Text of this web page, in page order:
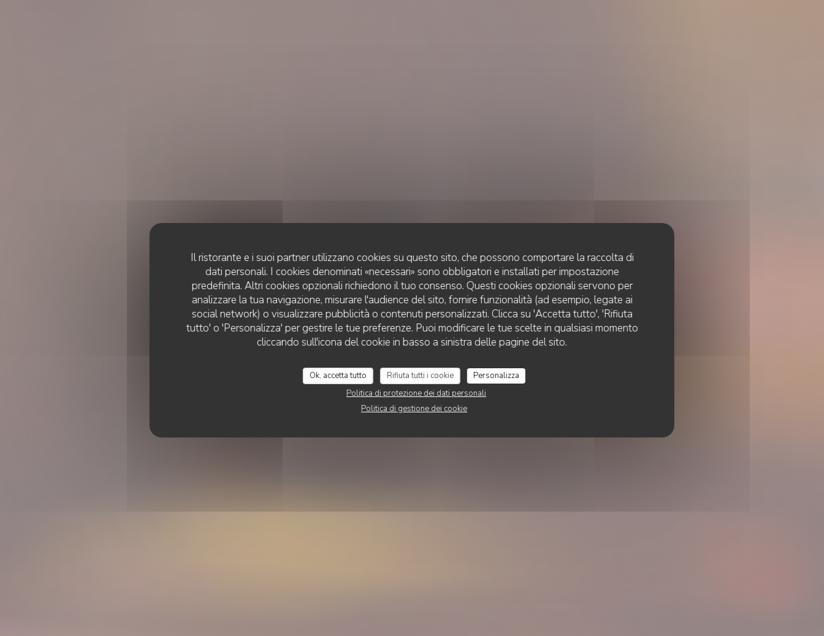
Il ristorante e i suoi partner utilizzano cookies su questo sito, che possono comportare la raccolta di
dati personali. I cookies denominati «necessari» sono obbligatori e installati per impostazione
predefinita. Altri cookies opzionali richiedono il tuo consenso. Questi cookies opzionali servono per
analizzare la tua navigazione, misurare l'audience del sito, fornire funzionalità (ad esempio, legate ai
social network) o visualizzare pubblicità o contenuti personalizzati. Clicca su 'Accetta tutto', 'Rifiuta
tutto' o 'Personalizza' per gestire le tue preferenze. Puoi modificare le tue scelte in qualsiasi momento
cliccando sull'icona del cookie in basso a sinistra delle pagine del sito.
Ok, accetta tutto Rifiuta tutti i cookie
Personalizza
Politica di protezione dei dati personali
Politica di gestione dei cookie
RESTAURANT TRADITIONNEL
• ROUEN
Le XXI
PRENOTA
LE XXI